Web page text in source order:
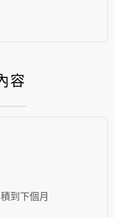
容
到下個⽉